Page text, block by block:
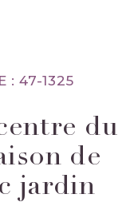
: 47-1325
du
de
jardin